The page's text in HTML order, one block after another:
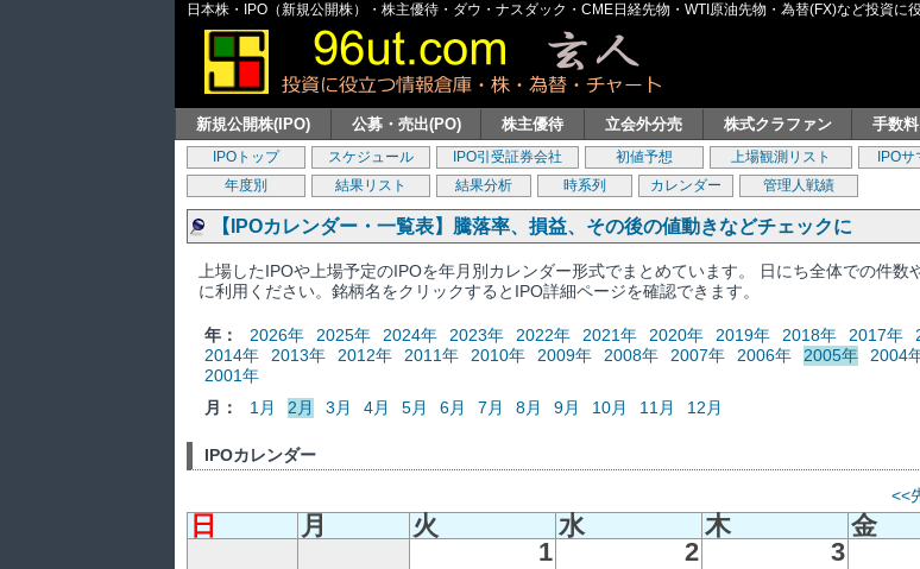
日本株・IPO（新規公開株）・株主優待・ダウ・ナスダック・CME日経先物・WTI原油先物・為替(FX)など投資に
新規公開株(IPO) 公募・売出(PO) 株主優待 立会外分売 株式クラファン 手数
IPOトップ スケジュール IPO引受証券会社 初値予想 上場観測リスト
IPO
年度別
結果リスト 結果分析 時系列 カレンダー 管理人戦績
【IPOカレンダー・一覧表】騰落率、損益、その後の値動きなどチェックに
上場したIPOや上場予定のIPOを年月別カレンダー形式でまとめています。 日にち全体での件数
に利用ください。銘柄名をクリックするとIPO詳細ページを確認できます。
年： 2026年 2025年 2024年 2023年 2022年 2021年 2020年 2019年 2018年 2017年
2014年
2013年 2012年 2011年 2010年 2009年 2008年 2007年 2006年 2005年 2004
2001年
月：
1月 2月 3月 4月 5月 6月 7月 8月 9月 10月 11月 12月
IPOカレンダー
<<
日 月 火 水 木 金
1
2 3